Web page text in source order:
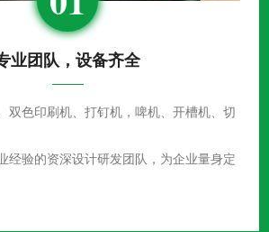
业团队，设备齐全
双色印刷机、打钉机，啤机、开槽机、切
经验的资深设计研发团队，为企业量身定